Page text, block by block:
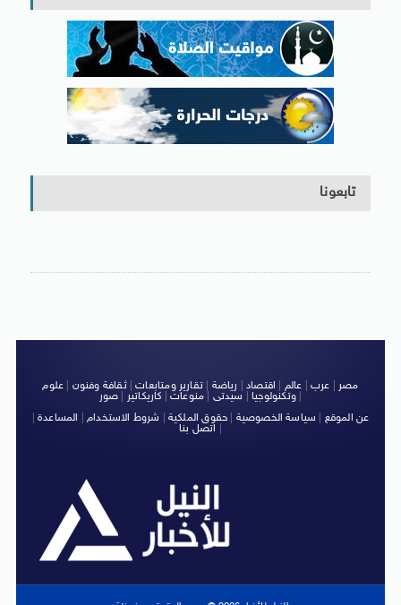
تابعونا
مصر عرب عالم اقتصاد رياضة |تقارير ومتابعات|ثقافة وفنون
علوم
وتكنولوجيا| سيدتى منوعات كاريكاتير صور
|
عن الموقع
سياسة الخصوصية حقوق الملكية شروط الاستخدام| المساعدة|
اتصل بنا